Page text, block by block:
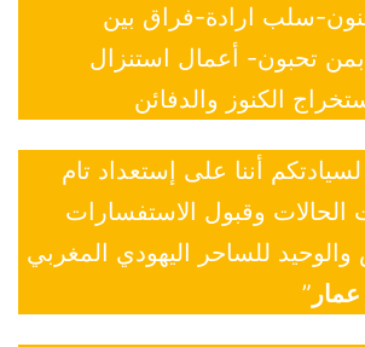
سلب ارادة-فراق بين
بمن تحبون- أعمال استنزال
الكنوز والدفائن
أننا على إستعداد تام
وقبول الاستفسارات
للساحر اليهودي المغربي
”